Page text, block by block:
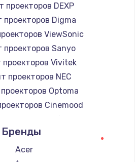
проекторов DEXP
проекторов Digma
ViewSonic
проекторов Sanyo
проекторов Vivitek
проекторов NEC
Optoma
Cinemood
проекторов Barco
проекторов Xgimi
Бренды
Acer